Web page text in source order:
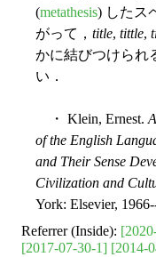
(metathesis) したス
がって， title, tittle,
かに結びつけられ
い．
・ Klein, Ernest.
of the English
and Their Sense
Civilization and
York: Elsevier,
Referrer (Inside):
[2017-07-30-1] [2014-